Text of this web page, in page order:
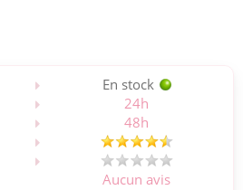
En stock
24h
48h
Aucun avis